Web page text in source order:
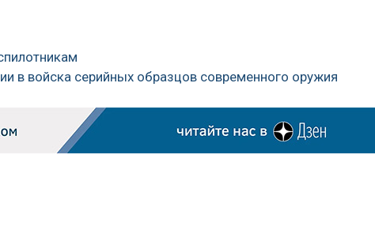
в войска серийных образцов современного оружия